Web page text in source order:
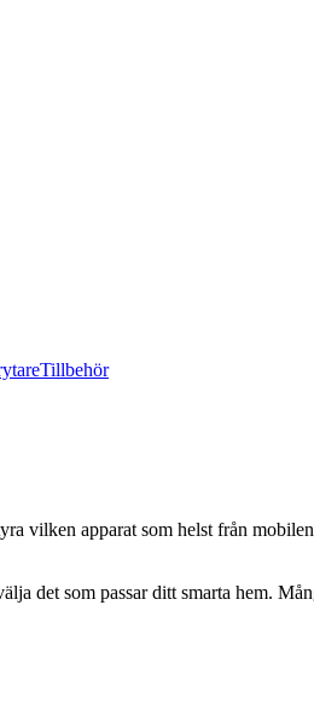
Tillbehör
apparat som helst från
det som passar ditt smarta hem.